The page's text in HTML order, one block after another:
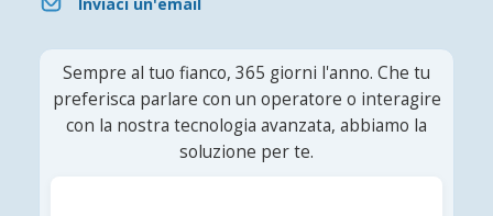
Sempre al tuo fianco, 365 giorni l'anno. Che tu
preferisca parlare con un operatore o interagire
con la nostra tecnologia avanzata, abbiamo la
soluzione per te.